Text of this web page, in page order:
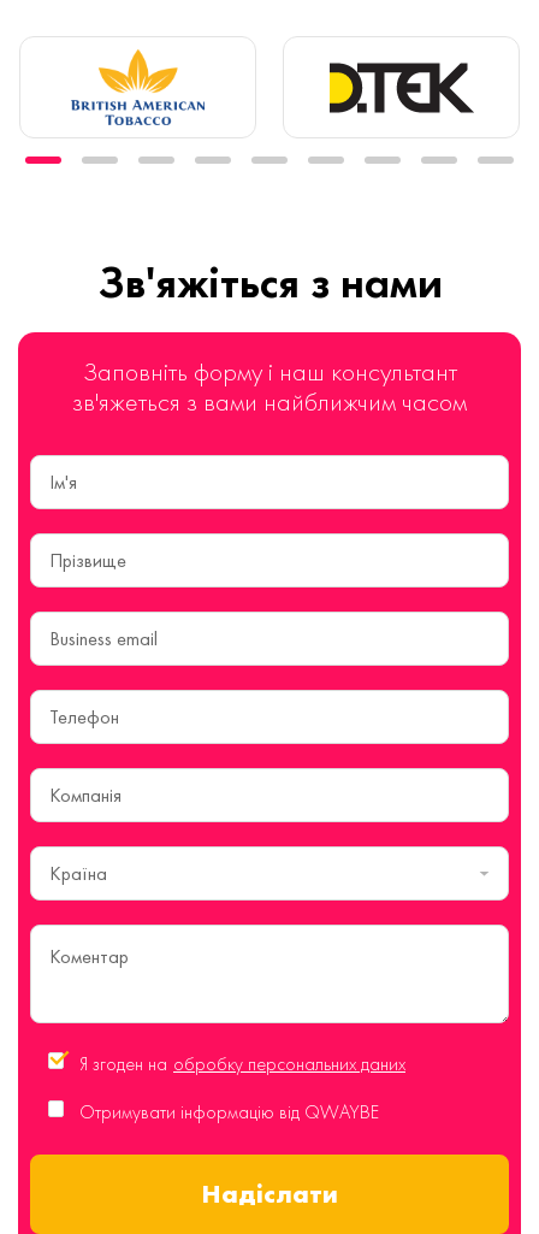
Зв'яжіться з нами
Заповніть форму і наш консультант
зв'яжеться з вами найближчим часом
Країна
Я згоден на обробку персональних даних
Отримувати інформацію від QWAYBE
Надіслати